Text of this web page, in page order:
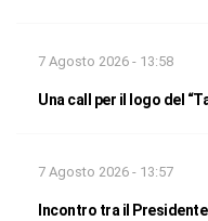
7 Agosto 2026 - 13:58
Una call per il logo del
7 Agosto 2026 - 13:57
Incontro tra il